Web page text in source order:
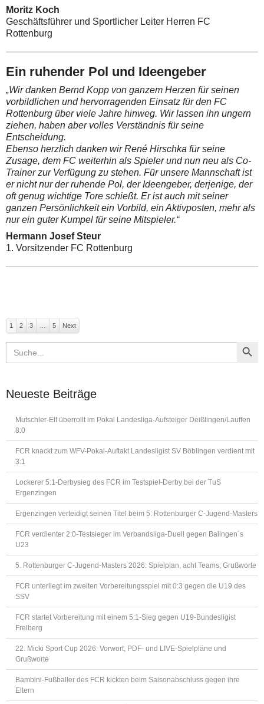
Moritz Koch
Geschäftsführer und Sportlicher Leiter Herren FC
Rottenburg
Ein ruhender Pol und Ideengeber
„Wir danken Bernd Kopp von ganzem Herzen für seinen
vorbildlichen und hervorragenden Einsatz für den FC
Rottenburg über viele Jahre hinweg. Wir lassen ihn ungern
ziehen, haben aber volles Verständnis für seine
Entscheidung.
Ebenso herzlich danken wir René Hirschka für seine
Zusage, dem FC weiterhin als Spieler und nun neu als Co-
Trainer zur Verfügung zu stehen. Für unsere Mannschaft ist
er nicht nur der ruhende Pol, der Ideengeber, derjenige, der
oft genug wichtige Tore schießt. Er ist auch mit seiner
ganzen Persönlichkeit ein Vorbild, ein Aktivposten, mehr als
nur ein guter Kumpel für seine Mitspieler.“
Hermann Josef Steur
1. Vorsitzender FC Rottenburg
1 2 3 5 Next
Search
for:
Search Button
Neueste Beiträge
Mutschler-Elf überrollt im Pokal Landesliga-Aufsteiger Deißlingen/Lauffen
8:0
FCR knackt zum WFV-Pokal-Auftakt Landesligist SV Böblingen verdient mit
3:1
Lockerer 5:1-Derbysieg des FCR im Testspiel-Derby bei der TuS
Ergenzingen
Ergenzingen verteidigt seinen Titel beim 5. Rottenburger C-Jugend-Masters
FCR verdienter 2:0-Testsieger im Verbandsliga-Duell gegen Balingen´s
U23
5. Rottenburger C-Jugend-Masters 2026: Spielplan, acht Teams, Grußworte
FCR unterliegt im zweiten Vorbereitungsspiel mit 0:3 gegen die U19 des
SSV
FCR startet Vorbereitung mit einem 5:1-Sieg gegen U19-Bundesligist
Freiberg
22. Micki Sport Cup 2026: Vorwort, PDF- und LIVE-Spielpläne und
Grußworte
Bambini-Fußballer des FCR kickten beim Saisonabschluss gegen ihre
Eltern